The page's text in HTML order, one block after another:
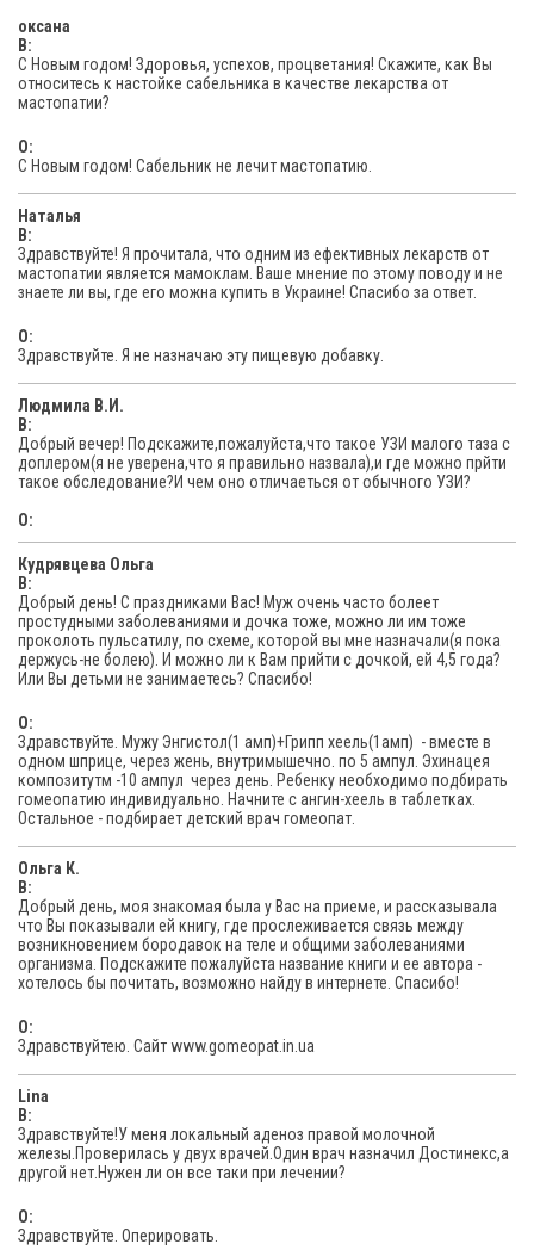
оксана
В:
С Новым годом! Здоровья, успехов, процветания! Скажите, как Вы
относитесь к настойке сабельника в качестве лекарства от
мастопатии?
O:
С Новым годом! Сабельник не лечит мастопатию.
Наталья
В:
Здравствуйте! Я прочитала, что одним из ефективных лекарств от
мастопатии является мамоклам. Ваше мнение по этому поводу и не
знаете ли вы, где его можна купить в Украине! Спасибо за ответ.
O:
Здравствуйте. Я не назначаю эту пищевую добавку.
Людмила В.И.
В:
Добрый вечер! Подскажите,пожалуйста,что такое УЗИ малого таза с
доплером(я не уверена,что я правильно назвала),и где можно прйти
такое обследование?И чем оно отличаеться от обычного УЗИ?
O:
Кудрявцева Ольга
В:
Добрый день! С праздниками Вас! Муж очень часто болеет
простудными заболеваниями и дочка тоже, можно ли им тоже
проколоть пульсатилу, по схеме, которой вы мне назначали(я пока
держусь-не болею). И можно ли к Вам прийти с дочкой, ей 4,5 года?
Или Вы детьми не занимаетесь? Спасибо!
O:
Здравствуйте. Мужу Энгистол(1 амп)+Грипп хеель(1амп) - вместе в
одном шприце, через жень, внутримышечно. по 5 ампул. Эхинацея
композитутм -10 ампул через день. Ребенку необходимо подбирать
гомеопатию индивидуально. Начните с ангин-хеель в таблетках.
Остальное - подбирает детский врач гомеопат.
Ольга К.
В:
Добрый день, моя знакомая была у Вас на приеме, и рассказывала
что Вы показывали ей книгу, где прослеживается связь между
возникновением бородавок на теле и общими заболеваниями
организма. Подскажите пожалуйста название книги и ее автора -
хотелось бы почитать, возможно найду в интернете. Спасибо!
O:
Здравствуйтею. Сайт www.gomeopat.in.ua
Lina
В:
Здравствуйте!У меня локальный аденоз правой молочной
железы.Проверилась у двух врачей.Один врач назначил Достинекс,а
другой нет.Нужен ли он все таки при лечении?
O:
Здравствуйте. Оперировать.